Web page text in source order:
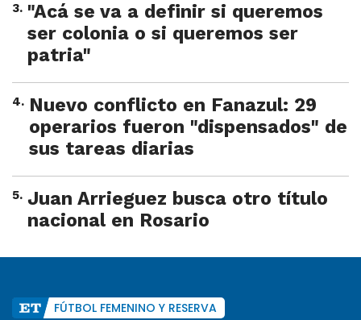
3. "Acá se va a definir si queremos
ser colonia o si queremos ser
patria"
4. Nuevo conflicto en Fanazul: 29
operarios fueron "dispensados" de
sus tareas diarias
5. Juan Arrieguez busca otro título
nacional en Rosario
FÚTBOL FEMENINO Y RESERVA